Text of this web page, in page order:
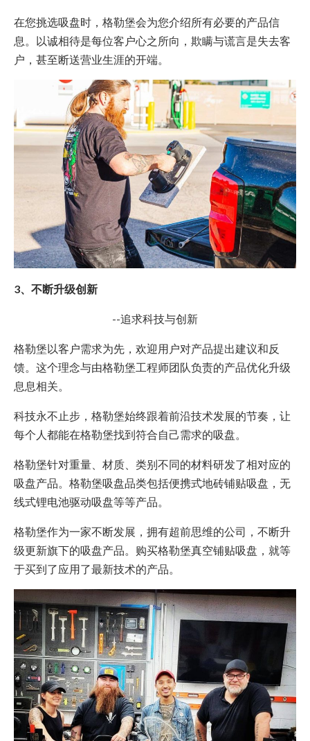
在您挑选吸盘时，格勒堡会为您介绍所有必要的产品信
息。以诚相待是每位客户心之所向，欺瞒与谎言是失去客
户，甚至断送营业生涯的开端。
3、不断升级创新
--追求科技与创新
格勒堡以客户需求为先，欢迎用户对产品提出建议和反
馈。这个理念与由格勒堡工程师团队负责的产品优化升级
息息相关。
科技永不止步，格勒堡始终跟着前沿技术发展的节奏，让
每个人都能在格勒堡找到符合自己需求的吸盘。
格勒堡针对重量、材质、类别不同的材料研发了相对应的
吸盘产品。格勒堡吸盘品类包括便携式地砖铺贴吸盘，无
线式锂电池驱动吸盘等等产品。
格勒堡作为一家不断发展，拥有超前思维的公司，不断升
级更新旗下的吸盘产品。购买格勒堡真空铺贴吸盘，就等
于买到了应用了最新技术的产品。